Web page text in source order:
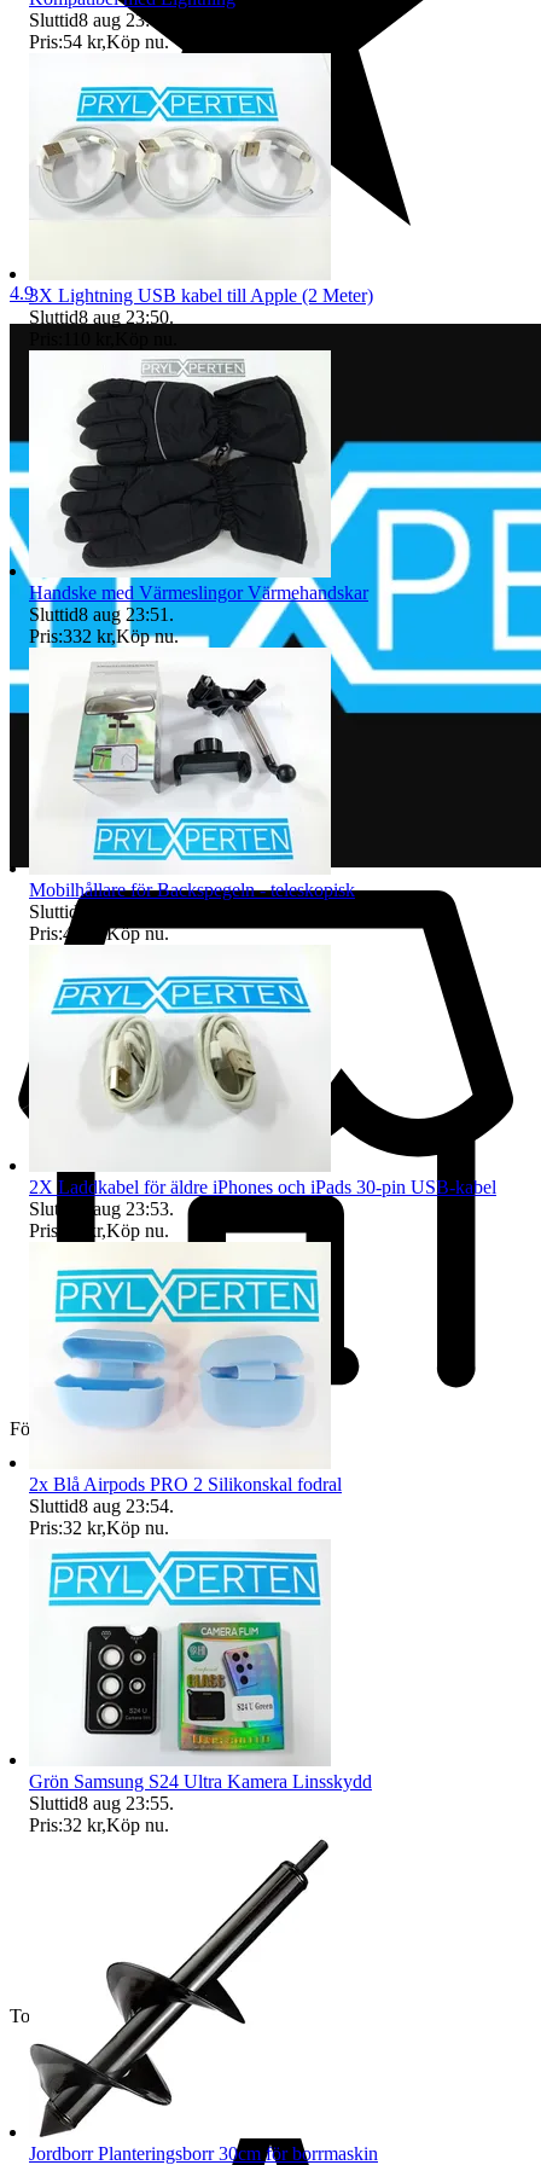
4.9
Företag
Toppsäljare
Sluttid8 aug 23:49
Pris:54 kr,Köp nu.
3X Lightning USB kabel till Apple (2 Meter)
Sluttid8 aug 23:50.
Handske med Värmeslingor Värmehandskar
Sluttid8 aug 23:51 .
Pris:332 kr,Köp nu.
Mobilhållare för Backspegeln - teleskopisk
Sluttid
Pris:49 kr Köp nu.
2X Laddkabel för äldre iPhones och iPads 30-pin USB-kabel
Sluttid
8 aug 23:53.
Pris:
77 kr,Köp nu.
2x Blå Airpods PRO 2 Silikonskal fodral
Sluttid8 aug 23:54.
Pris:32 kr,Köp nu.
Grön Samsung S24 Ultra Kamera Linsskydd
Sluttid8 aug 23:55.
Pris:32 kr,Köp nu.
Jordborr Planteringsborr 30cm för borrmaskin